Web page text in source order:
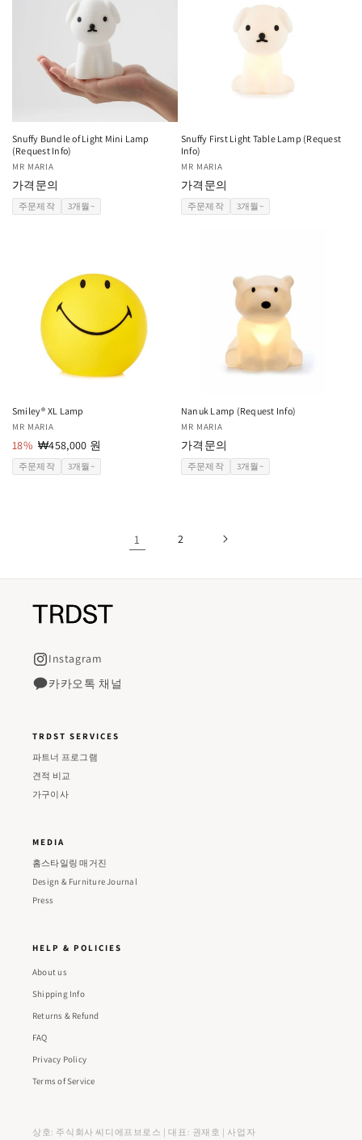
Snuffy Bundle of Light Mini Lamp
(Request Info)
공
급
업
체:
MR MARIA
가격문의
주문제작 3개월~
Snuffy First Light Table Lamp (Request
Info)
공
급
업
체:
MR MARIA
가격문의
주문제작 3개월~
Smiley® XL Lamp
공
급
업
체:
MR MARIA
18% 할
인
가
₩458,000 원
주문제작 3개월~
Nanuk Lamp (Request Info)
공
급
업
체:
MR MARIA
가격문의
주문제작 3개월~
1 2
Instagram
카카오톡 채널
TRDST SERVICES
파트너 프로그램
견적 비교
가구이사
MEDIA
홈스타일링 매거진
Design & Furniture Journal
Press
HELP & POLICIES
About us
Shipping Info
Returns & Refund
FAQ
Privacy Policy
Terms of Service
상호: 주식회사 씨디에프브로스 | 대표: 권재호 | 사업자